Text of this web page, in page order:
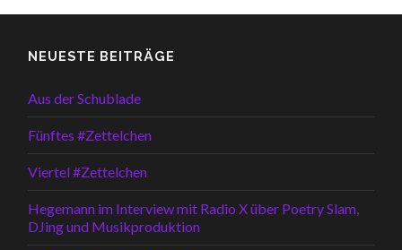
NEUESTE BEITRÄGE
Aus der Schublade
Fünftes #Zettelchen
Viertel #Zettelchen
Hegemann im Interview mit Radio X über Poetry Slam,
DJing und Musikproduktion